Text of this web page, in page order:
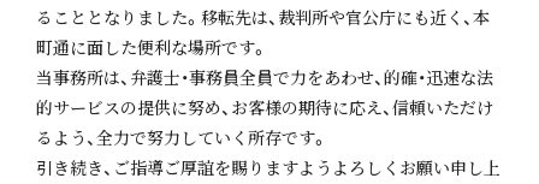
ることとなりました。移転先は、裁判所や官公庁にも近く、本
町通に面した便利な場所です。
当事務所は、弁護士・事務員全員で力をあわせ、的確・迅速な法
的サービスの提供に努め、お客様の期待に応え、信頼いただけ
るよう、全力で努力していく所存です。
引き続き、ご指導ご厚誼を賜りますようよろしくお願い申し上